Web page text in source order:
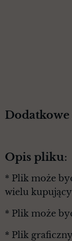
Opis pliku:
* Plik może
wielu
* Plik może
* Plik